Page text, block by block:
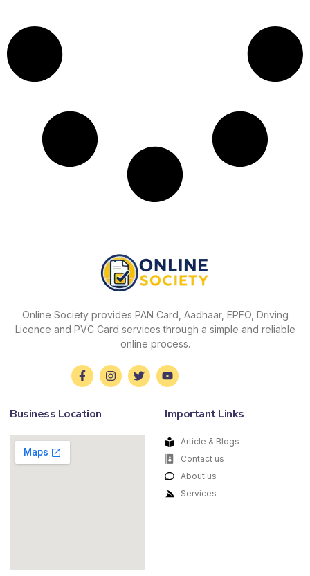
Online Society provides PAN Card, Aadhaar, EPFO, Driving
Licence and PVC Card services through a simple and reliable
online process.
Business Location Important Links
Article & Blogs
Contact us
About us
Services